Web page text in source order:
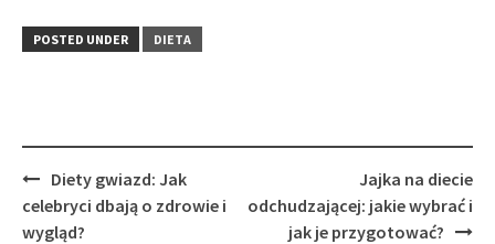
POSTED UNDER DIETA
Post
navigation
Diety gwiazd: Jak
celebryci dbają o zdrowie i
wygląd?
Jajka na diecie
odchudzającej: jakie wybrać i
jak je przygotować?